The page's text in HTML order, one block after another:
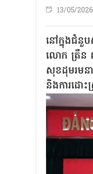
13/05/2026
នៅក្នុងជំនួ
លោក ត្រឹន
សុខដុមរមន
និងការដោះ